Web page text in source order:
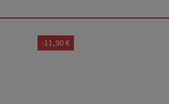
-11,90 €